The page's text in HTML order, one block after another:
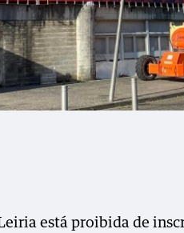
está proibida de